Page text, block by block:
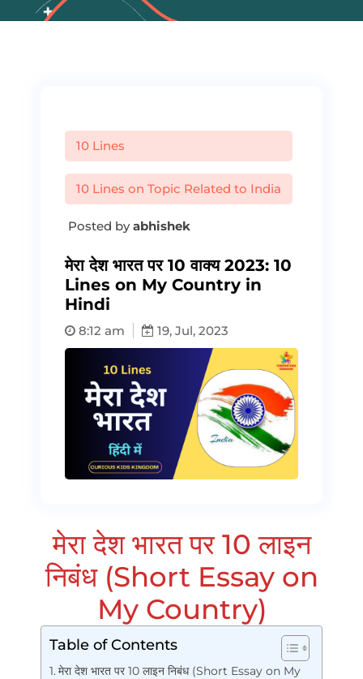
10 Lines
10 Lines on Topic Related to India
Posted byabhishek
मेरा देश भारत पर 10 वाक्य 2023: 10
Lines on My Country in
Hindi
8:12 am 19, Jul, 2023
मेरा देश भारत पर 10 लाइन
निबंध (Short Essay on
My Country)
Table of Contents
मेरा देश भारत पर 10 लाइन निबंध (Short Essay on My